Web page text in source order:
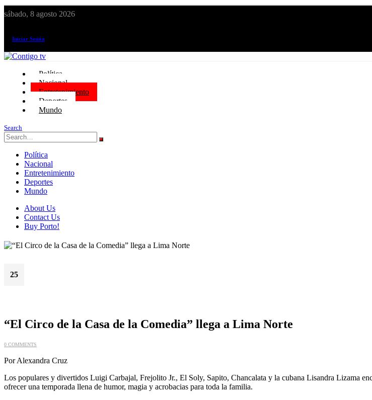
sábado, 8 agosto 2026
Iniciar Sesión
Política
Nacional
Entretenimiento
Deportes
Mundo
Search
Política
Nacional
Entretenimiento
Deportes
Mundo
About Us
Contact Us
Buy Porto!
25
“El Circo de la Casa de la Comedia” llega a Lima Norte
0 COMMENTS
Por Alexandra Cruz
Los populares y divertidos Luigi Carbajal, Frejolito Jr., El Soly, Sapito, Chancalata y la cubana Lisandra Lizama
ofrecer una temporada llena de humor, magia y acrobacias para toda la familia.